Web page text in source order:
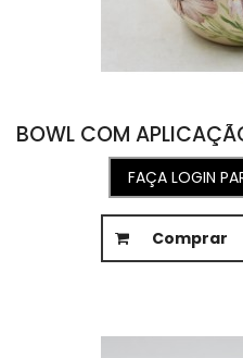
FAÇA LOGIN
Comprar